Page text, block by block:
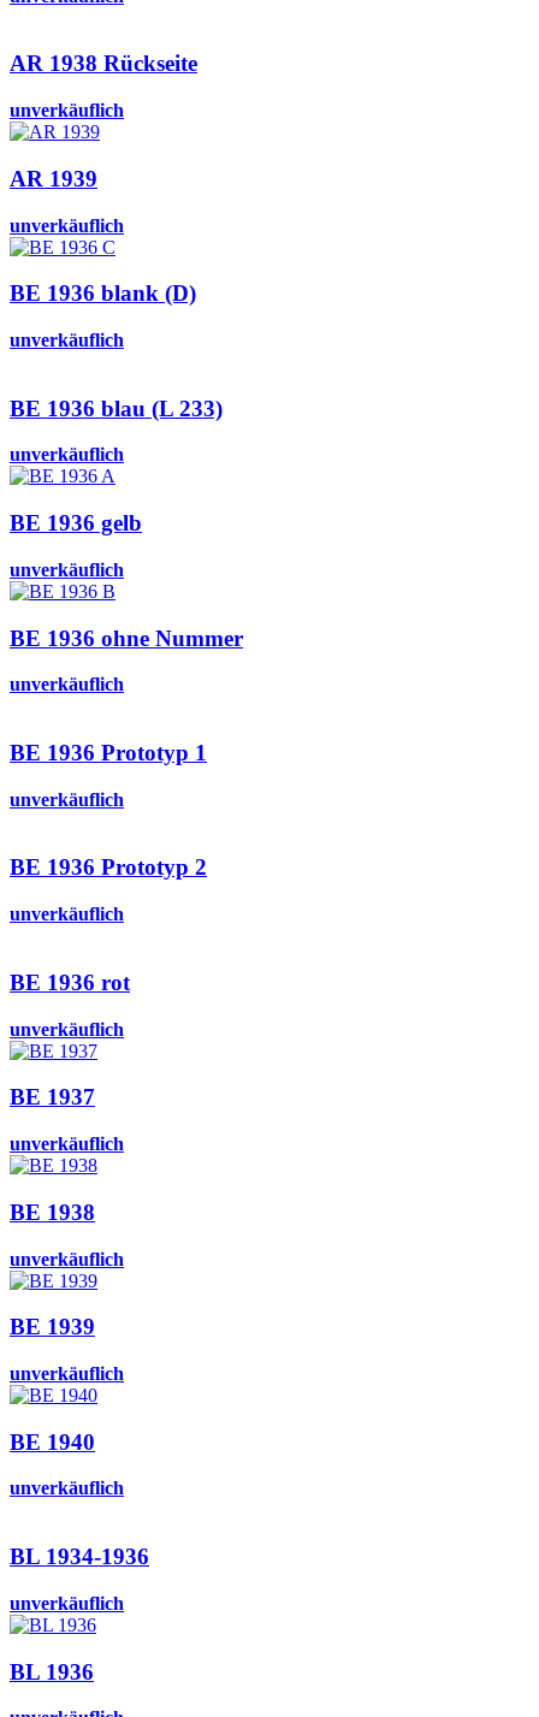
AR 1938 Rückseite
unverkäuflich
AR 1939
unverkäuflich
BE 1936 blank (D)
unverkäuflich
BE 1936 blau (L 233)
unverkäuflich
BE 1936 gelb
unverkäuflich
BE 1936 ohne Nummer
unverkäuflich
BE 1936 Prototyp 1
unverkäuflich
BE 1936 Prototyp 2
unverkäuflich
BE 1936 rot
unverkäuflich
BE 1937
unverkäuflich
BE 1938
unverkäuflich
BE 1939
unverkäuflich
BE 1940
unverkäuflich
BL 1934-1936
unverkäuflich
BL 1936